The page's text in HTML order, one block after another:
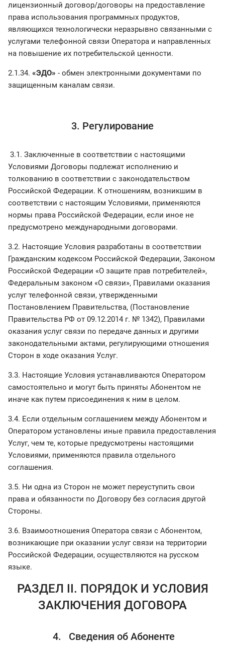
лицензионный договор/договоры на предоставление
права использования программных продуктов,
являющихся технологически неразрывно связанными с
услугами телефонной связи Оператора и направленных
на повышение их потребительской ценности.
2.1.34. «ЭДО» - обмен электронными документами по
защищенным каналам связи.
3. Регулирование
3.1. Заключенные в соответствии с настоящими
Условиями Договоры подлежат исполнению и
толкованию в соответствии с законодательством
Российской Федерации. К отношениям, возникшим в
соответствии с настоящим Условиями, применяются
нормы права Российской Федерации, если иное не
предусмотрено международными договорами.
3.2. Настоящие Условия разработаны в соответствии
Гражданским кодексом Российской Федерации, Законом
Российской Федерации «О защите прав потребителей»,
Федеральным законом «О связи», Правилами оказания
услуг телефонной связи, утвержденными
Постановлением Правительства, (Постановление
Правительства РФ от 09.12.2014 г. № 1342), Правилами
оказания услуг связи по передаче данных и другими
законодательными актами, регулирующими отношения
Сторон в ходе оказания Услуг.
3.3. Настоящие Условия устанавливаются Оператором
самостоятельно и могут быть приняты Абонентом не
иначе как путем присоединения к ним в целом.
3.4. Если отдельным соглашением между Абонентом и
Оператором установлены иные правила предоставления
Услуг, чем те, которые предусмотрены настоящими
Условиями, применяются правила отдельного
соглашения.
3.5. Ни одна из Сторон не может переуступить свои
права и обязанности по Договору без согласия другой
Стороны.
3.6. Взаимоотношения Оператора связи с Абонентом,
возникающие при оказании услуг связи на территории
Российской Федерации, осуществляются на русском
языке.
РАЗДЕЛ II. ПОРЯДОК И УСЛОВИЯ
ЗАКЛЮЧЕНИЯ ДОГОВОРА
4. Сведения об Абоненте